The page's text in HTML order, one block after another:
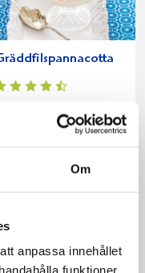
Om
anpassa innehållet